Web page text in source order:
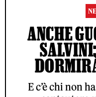
ANCHE
E c’è chi non